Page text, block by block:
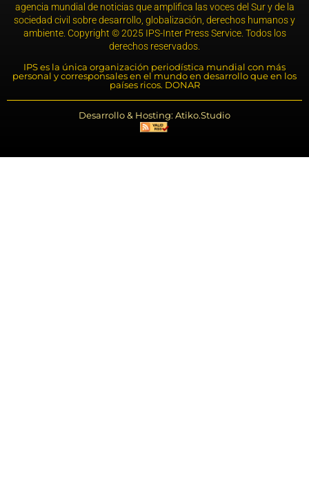
agencia mundial de noticias que amplifica las voces del Sur y de la
sociedad civil sobre desarrollo, globalización, derechos humanos y
ambiente. Copyright © 2025 IPS-Inter Press Service. Todos los
derechos reservados.
IPS es la única organización periodística mundial con más
personal y corresponsales en el mundo en desarrollo que en los
países ricos. DONAR
Desarrollo & Hosting: Atiko.Studio